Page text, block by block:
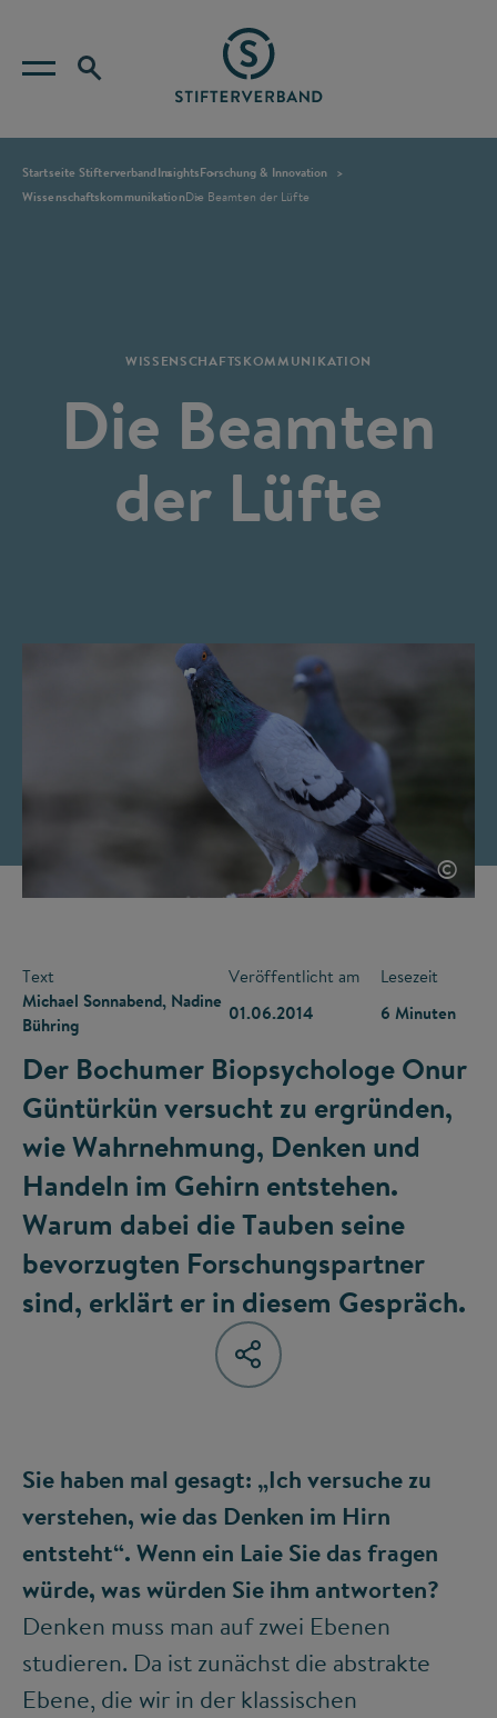
Startseite StifterverbandInsightsForschung & Innovation
WissenschaftskommunikationDie Beamten der Lüfte
WISSENSCHAFTSKOMMUNIKATION
Die Beamten
der Lüfte
©
Text
Michael Sonnabend, Nadine
Bühring
Veröffentlicht am
01.06.2014
Lesezeit
6 Minuten
Der Bochumer Biopsychologe Onur
Güntürkün versucht zu ergründen,
wie Wahrnehmung, Denken und
Handeln im Gehirn entstehen.
Warum dabei die Tauben seine
bevorzugten Forschungspartner
sind, erklärt er in diesem Gespräch.
Sie haben mal gesagt: „Ich versuche zu
verstehen, wie das Denken im Hirn
entsteht“. Wenn ein Laie Sie das fragen
würde, was würden Sie ihm antworten?
Denken muss man auf zwei Ebenen
studieren. Da ist zunächst die abstrakte
Ebene, die wir in der klassischen